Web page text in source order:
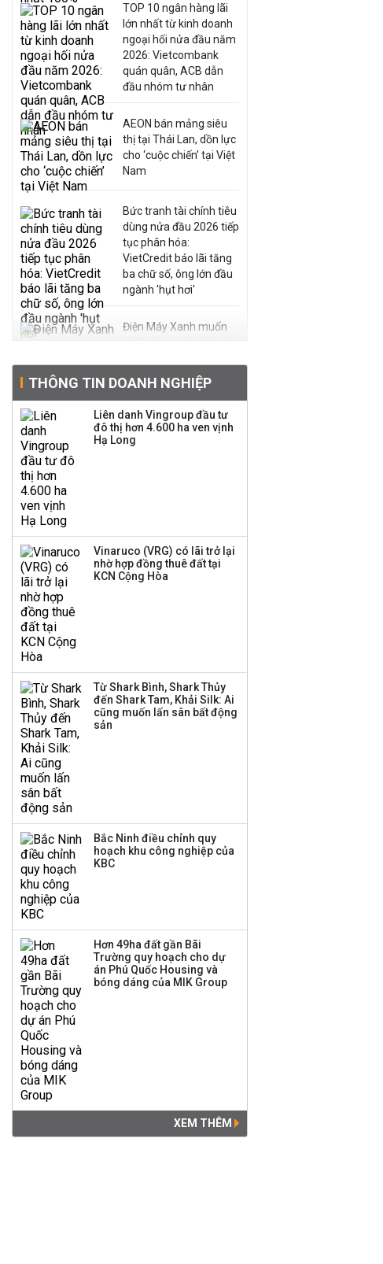
TOP 10 ngân hàng lãi
lớn nhất từ kinh doanh
ngoại hối nửa đầu năm
2026: Vietcombank
quán quân, ACB dẫn
đầu nhóm tư nhân
AEON bán mảng siêu
thị tại Thái Lan, dồn lực
cho ‘cuộc chiến’ tại Việt
Nam
Bức tranh tài chính tiêu
dùng nửa đầu 2026 tiếp
tục phân hóa:
VietCredit báo lãi tăng
ba chữ số, ông lớn đầu
ngành 'hụt hơi'
Điện Máy Xanh muốn
phát hành cổ phiếu với
Sau nhịp điều chỉnh
mạnh, CTCK nhìn thấy
cơ hội ở nhóm cổ phiếu
thanh lý toàn bộ cửa
hàng
Công ty 100 tỷ của
Huấn Hoa Hồng bỗng
dưng ‘biến mất’, một
THÔNG TIN DOANH NGHIỆP
Liên danh Vingroup đầu tư
đô thị hơn 4.600 ha ven vịnh
Hạ Long
Vinaruco (VRG) có lãi trở lại
nhờ hợp đồng thuê đất tại
KCN Cộng Hòa
Từ Shark Bình, Shark Thủy
đến Shark Tam, Khải Silk: Ai
cũng muốn lấn sân bất động
sản
Bắc Ninh điều chỉnh quy
hoạch khu công nghiệp của
KBC
Hơn 49ha đất gần Bãi
Trường quy hoạch cho dự
án Phú Quốc Housing và
bóng dáng của MIK Group
XEM THÊM